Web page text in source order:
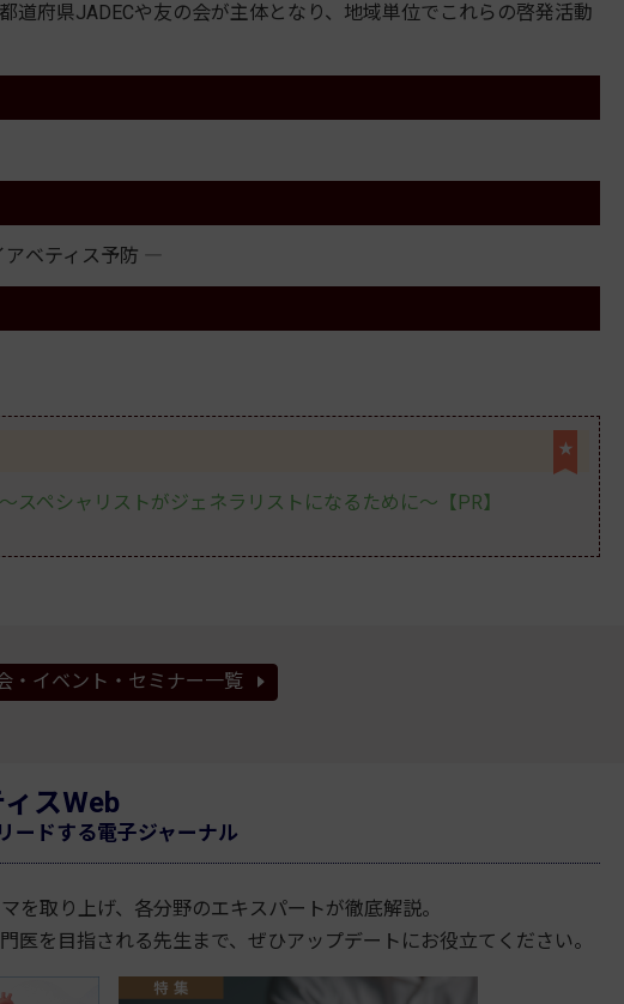
道府県JADECや友の会が主体となり、地域単位でこれらの啓発活動
アベティス予防 ―
★
スペシャリストがジェネラリストになるために〜【PR】
・イベント・セミナー一覧
スWeb
ードする電子ジャーナル
を取り上げ、各分野のエキスパートが徹底解説。
医を目指される先生まで、ぜひアップデートにお役立てください。